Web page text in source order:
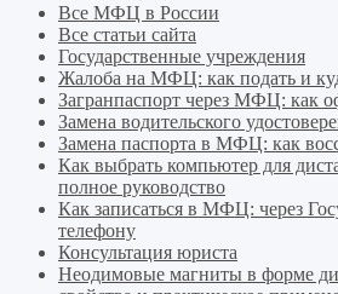
Все МФЦ в России
Все статьи сайта
Государственные учреждения
Жалоба на МФЦ: как подать и
Загранпаспорт через МФЦ: как
Замена водительского
Замена паспорта в МФЦ: как
Как выбрать компьютер для
полное руководство
Как записаться в МФЦ: через
телефону
Консультация юриста
Неодимовые магниты в форме